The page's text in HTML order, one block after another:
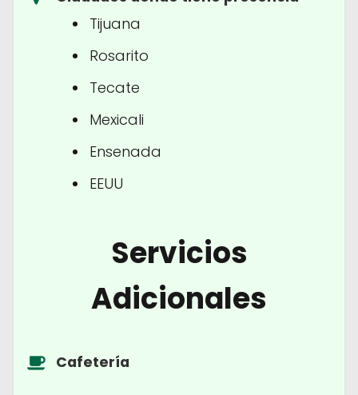
Tijuana
Rosarito
Tecate
Mexicali
Ensenada
EEUU
Servicios
Adicionales
Cafetería